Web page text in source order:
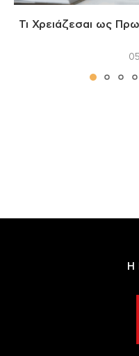
Τι Χρειάζεσαι ως
Η